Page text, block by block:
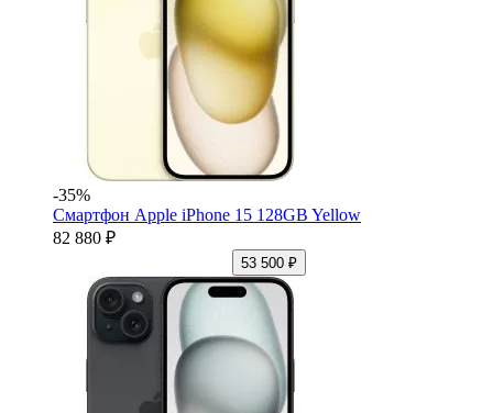
-35%
Смартфон Apple iPhone 15 128GB Yellow
82 880 ₽
53 500 ₽